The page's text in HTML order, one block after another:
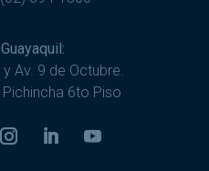
Av. 9 de Octubre.
6to Piso